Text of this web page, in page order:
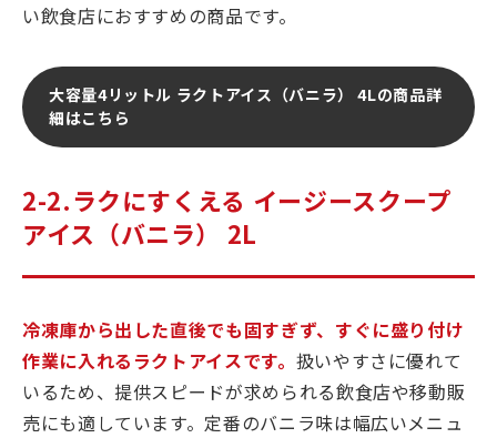
い飲食店におすすめの商品です。
大容量4リットル ラクトアイス（バニラ） 4Lの商品詳
細はこちら
2-2.ラクにすくえる イージースクープ
アイス（バニラ） 2L
冷凍庫から出した直後でも固すぎず、すぐに盛り付け
作業に入れるラクトアイスです。 扱いやすさに優れて
いるため、提供スピードが求められる飲食店や移動販
売にも適しています。定番のバニラ味は幅広いメニュ